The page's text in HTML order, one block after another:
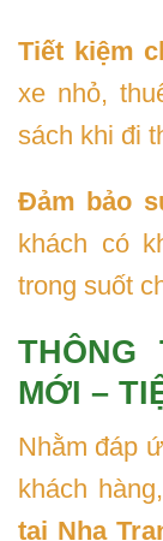
Tiết kiệm
xe nhỏ,
sách khi đi
Đảm bảo
khách có
trong suốt
MỚI –
Nhằm đáp
khách
tại Nha